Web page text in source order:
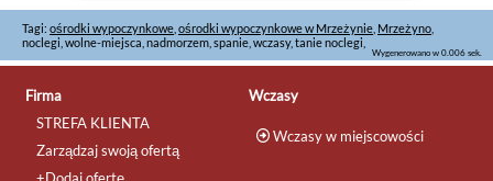
Tagi: ośrodki wypoczynkowe ośrodki wypoczynkowe w Mrzeżynie Mrzeżyno
noclegi, wolne-miejsca, nadmorzem, spanie, wczasy, tanie noclegi,
Wygenerowano w 0.006 sek.
Firma
STREFA KLIENTA
Zarządzaj swoją ofertą
+Dodaj ofertę
Wczasy
Wczasy w miejscowości